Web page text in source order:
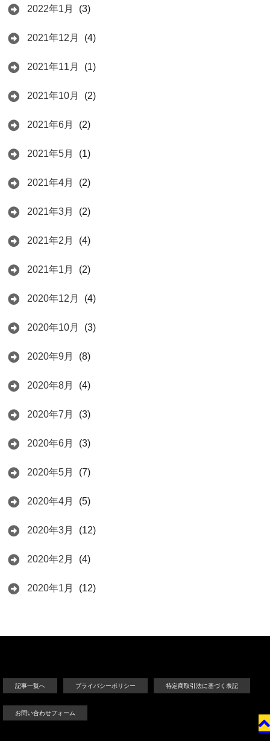
2022年1月 (3)
2021年12月 (4)
2021年11月 (1)
2021年10月 (2)
2021年6月 (2)
2021年5月 (1)
2021年4月 (2)
2021年3月 (2)
2021年2月 (4)
2021年1月 (2)
2020年12月 (4)
2020年10月 (3)
2020年9月 (8)
2020年8月 (4)
2020年7月 (3)
2020年6月 (3)
2020年5月 (7)
2020年4月 (5)
2020年3月 (12)
2020年2月 (4)
2020年1月 (12)
記事一覧へ プライバシーポリシー 特定商取引法に基づく表記
お問い合わせフォーム